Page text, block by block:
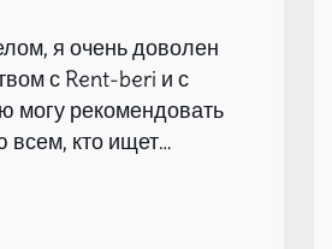
я очень доволен
с Rent-beri и с
могу рекомендовать
всем, кто ищет